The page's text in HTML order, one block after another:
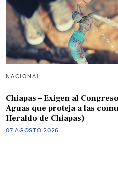
NACIONAL
Chiapas – Exigen al
Aguas que proteja a las
Heraldo de Chiapas)
07 AGOSTO 2026